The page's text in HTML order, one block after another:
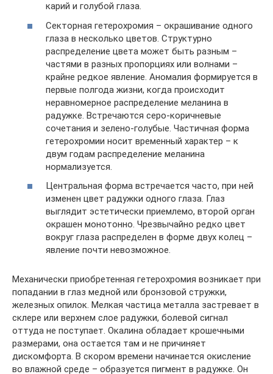
карий и голубой глаза.
Секторная гетерохромия – окрашивание одного
глаза в несколько цветов. Структурно
распределение цвета может быть разным –
частями в разных пропорциях или волнами –
крайне редкое явление. Аномалия формируется в
первые полгода жизни, когда происходит
неравномерное распределение меланина в
радужке. Встречаются серо-коричневые
сочетания и зелено-голубые. Частичная форма
гетерохромии носит временный характер – к
двум годам распределение меланина
нормализуется.
Центральная форма встречается часто, при ней
изменен цвет радужки одного глаза. Глаз
выглядит эстетически приемлемо, второй орган
окрашен монотонно. Чрезвычайно редко цвет
вокруг глаза распределен в форме двух колец –
явление почти невозможное.
Механически приобретенная гетерохромия возникает при
попадании в глаз медной или бронзовой стружки,
железных опилок. Мелкая частица металла застревает в
склере или верхнем слое радужки, болевой сигнал
оттуда не поступает. Окалина обладает крошечными
размерами, она остается там и не причиняет
дискомфорта. В скором времени начинается окисление
во влажной среде – образуется пигмент в радужке. Он